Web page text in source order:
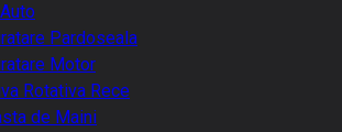
Pardoseala
Motor
Rotativa Rece
de Maini